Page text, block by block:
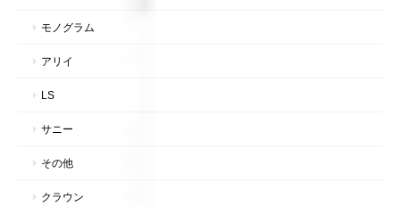
モノグラム
アリイ
LS
サニー
その他
クラウン